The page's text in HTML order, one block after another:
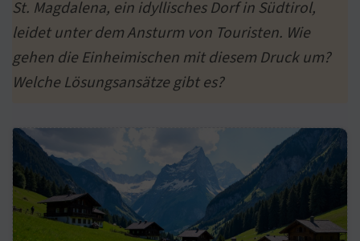
St. Magdalena, ein idyllisches Dorf in Südtirol,
leidet unter dem Ansturm von Touristen. Wie
gehen die Einheimischen mit diesem Druck um?
Welche Lösungsansätze gibt es?